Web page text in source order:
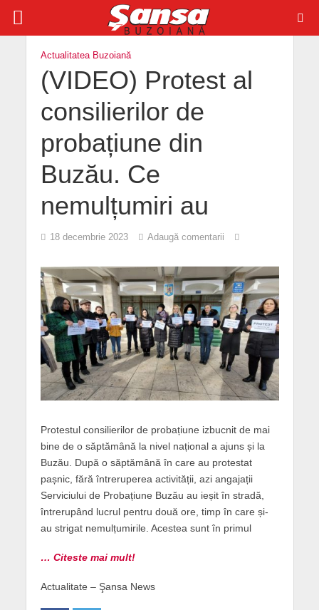
Actualitatea Buzoiană
(VIDEO) Protest al
consilierilor de
probațiune din
Buzău. Ce
nemulțumiri au
18 decembrie 2023 Adaugă comentarii
Protestul consilierilor de probațiune izbucnit de mai
bine de o săptămână la nivel național a ajuns și la
Buzău. După o săptămână în care au protestat
pașnic, fără întreruperea activității, azi angajații
Serviciului de Probațiune Buzău au ieșit în stradă,
întrerupând lucrul pentru două ore, timp în care și-
au strigat nemulțumirile. Acestea sunt în primul
… Citeste mai mult!
Actualitate – Şansa News